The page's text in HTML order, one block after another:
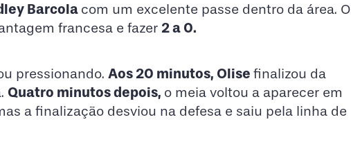
Barcola com um excelente passe dentro da área. O
francesa e fazer 2 a 0.
pressionando. Aos 20 minutos, Olise finalizou da
Quatro minutos depois, o meia voltou a aparecer em
a finalização desviou na defesa e saiu pela linha de